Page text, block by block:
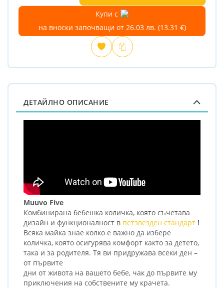
Купи с
на вноски започващи от 26.03 лв. (13.31 €)
Добави
любими
Сравни
ДЕТАЙЛНО ОПИСАНИЕ
Muuvo Five
Комбинирана бебешка количка, която съчетава
дизайн и функционалност в петзвезден стандарт !
Всяка майка знае колко е важно да избере
количка, която осигурява комфорт както за детето,
така и за родителя. Тя ви придружава всеки ден –
от първите
дни от живота на вашето бебе, чак до първите му
приключения на собствените му крачета.